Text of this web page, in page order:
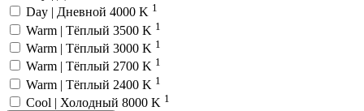
Day | Дневной 4000 K 1
Warm | Тёплый 3500 K 1
Warm | Тёплый 3000 K 1
Warm | Тёплый 2700 K 1
Warm | Тёплый 2400 K 1
Cool | Холодный 8000 K 1